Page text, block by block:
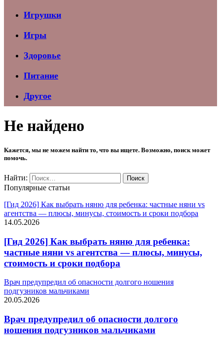
Игрушки
Игры
Здоровье
Питание
Другое
Не найдено
Кажется, мы не можем найти то, что вы ищете. Возможно, поиск может
помочь.
Найти:
Популярные статьи
[Гид 2026] Как выбрать няню для ребенка: частные няни vs
агентства — плюсы, минусы, стоимость и сроки подбора
14.05.2026
[Гид 2026] Как выбрать няню для ребенка:
частные няни vs агентства — плюсы, минусы,
стоимость и сроки подбора
Врач предупредил об опасности долгого ношения
подгузников мальчиками
20.05.2026
Врач предупредил об опасности долгого
ношения подгузников мальчиками